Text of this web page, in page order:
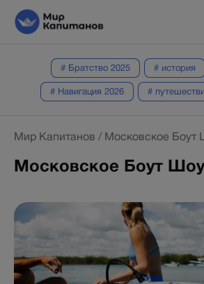
# Братство 2025 # история
# Навигация 2026 #
Мир Капитанов / Московское Боут
Московское Боут Шоу